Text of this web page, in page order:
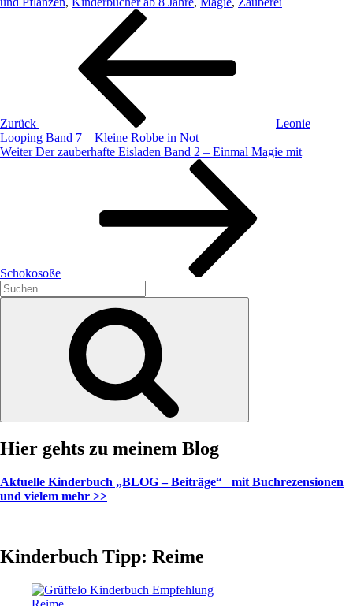
Beitragsnavigation
Zurück
Leonie
Looping Band 7 – Kleine Robbe in Not
Nächster
Weiter Der zauberhafte Eisladen Band 2 – Einmal Magie mit
Schokosoße
Suche
nach:
Hier gehts zu meinem Blog
Aktuelle Kinderbuch „BLOG – Beiträge“ mit Buchrezensionen
und vielem mehr >>
Kinderbuch Tipp: Reime